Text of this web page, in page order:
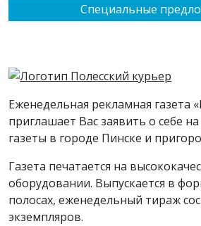
Специальные
Еженедельная рекламная газета
приглашает Вас заявить о себе
газеты в городе Пинске и
Газета печатается на
оборудовании. Выпускается в
полосах, еженедельный тираж
экземпляров.